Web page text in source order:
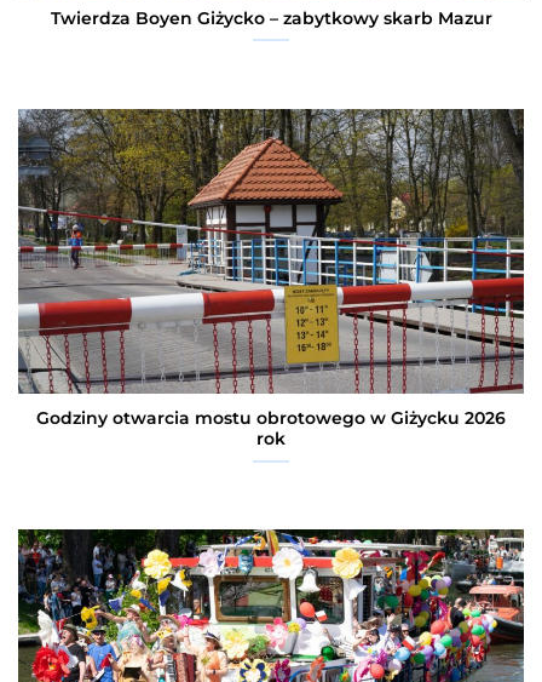
Twierdza Boyen Giżycko – zabytkowy skarb Mazur
Godziny otwarcia mostu obrotowego w Giżycku 2026
rok